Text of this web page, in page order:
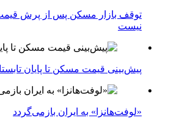
توقف بازار مسکن پس از پرش
نیست
پیش‌بینی قیمت مسکن تا پایان تابستان
«لوفت‌هانزا» به ایران بازمی‌گردد